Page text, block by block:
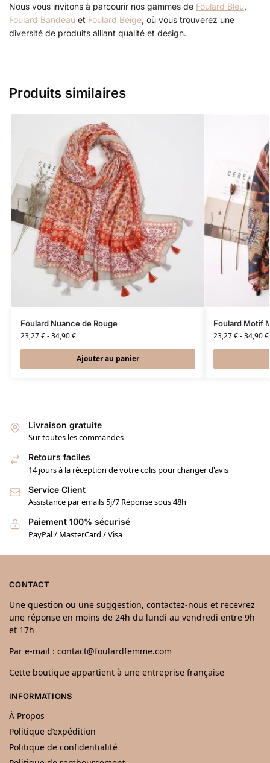
Nous vous invitons à parcourir nos gammes de Foulard Bleu,
Foulard Bandeau et Foulard Beige, où vous trouverez une
diversité de produits alliant qualité et design.
Produits similaires
Foulard Nuance de Rouge
23,27€-34,90€
Ajouter au panier
Foulard Motif
23,27€-34,90€
Livraison gratuite
Sur toutes les commandes
Retours faciles
14 jours à la réception de votre colis pour changer d'avis
Service Client
Assistance par emails 5j/7 Réponse sous 48h
Paiement 100% sécurisé
PayPal / MasterCard / Visa
CONTACT
Une question ou une suggestion, contactez-nous et recevrez
une réponse en moins de 24h du lundi au vendredi entre 9h
et 17h
Par e-mail : contact@foulardfemme.com
Cette boutique appartient à une entreprise française
INFORMATIONS
À Propos
Politique d’expédition
Politique de confidentialité